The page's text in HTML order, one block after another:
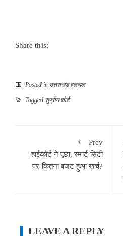
Share this:
Posted in उत्तराखंड हलचल
Tagged सुप्रीम कोर्ट
Prev
हाईकोर्ट ने पूछा, स्मार्ट सिटी
पर कितना बजट हुआ खर्च?
LEAVE A REPLY